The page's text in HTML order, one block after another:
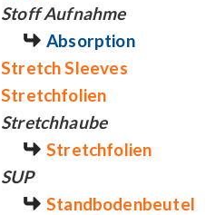
Stoff Aufnahme
Absorption
Stretch Sleeves
Stretchfolien
Stretchhaube
Stretchfolien
SUP
Standbodenbeutel